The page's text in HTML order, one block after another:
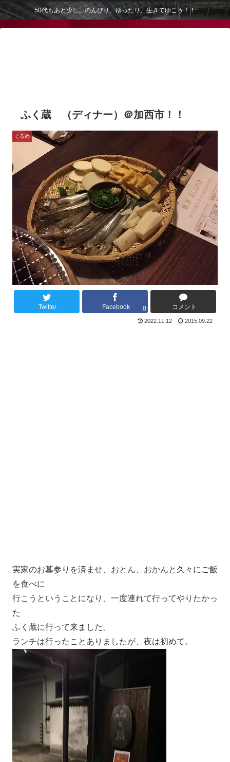
50代もあと少し。のんびり、ゆったり、生きてゆこう！！
ふく蔵 （ディナー）＠加西市！！
ぐるめ
Twitter Facebook 0 コメント
2022.11.12 2015.09.22
実家のお墓参りを済ませ、おとん、おかんと久々にご飯
を食べに
行こうということになり、一度連れて行ってやりたかっ
た
ふく蔵に行って来ました。
ランチは行ったことありましたが、夜は初めて。